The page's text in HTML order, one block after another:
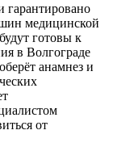
гарантировано
медицинской
готовы к
в Волгограде
анамнез и
от